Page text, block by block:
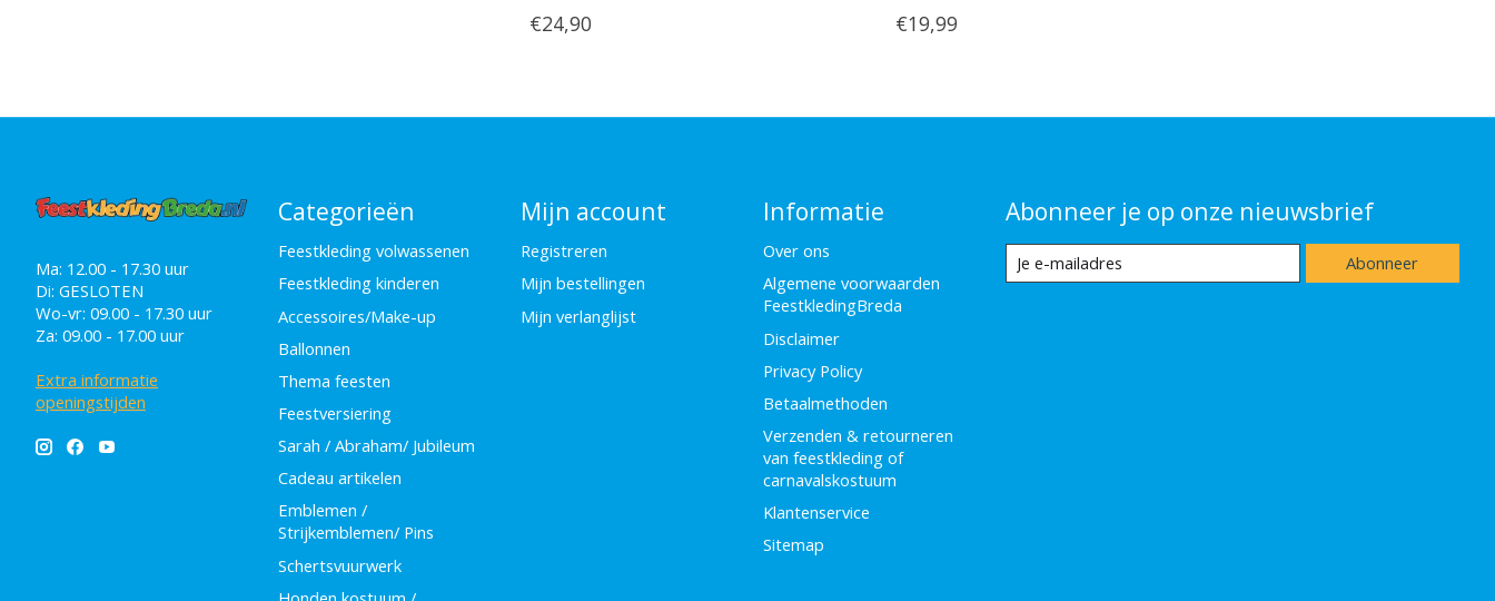
€24,90 €19,99
Ma: 12.00 - 17.30 uur
Di: GESLOTEN
Wo-vr: 09.00 - 17.30 uur
Za: 09.00 - 17.00 uur
Extra informatie
openingstijden
Categorieën
Feestkleding volwassenen
Feestkleding kinderen
Accessoires/Make-up
Ballonnen
Thema feesten
Feestversiering
Sarah / Abraham/ Jubileum
Cadeau artikelen
Emblemen /
Strijkemblemen/ Pins
Schertsvuurwerk
Mijn account
Registreren
Mijn bestellingen
Mijn verlanglijst
Informatie
Over ons
Algemene voorwaarden
FeestkledingBreda
Disclaimer
Privacy Policy
Betaalmethoden
Verzenden & retourneren
van feestkleding of
carnavalskostuum
Klantenservice
Sitemap
Abonneer je op onze nieuwsbrief
Abonneer